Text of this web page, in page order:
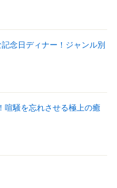
念日ディナー！ジャンル別
喧騒を忘れさせる極上の癒